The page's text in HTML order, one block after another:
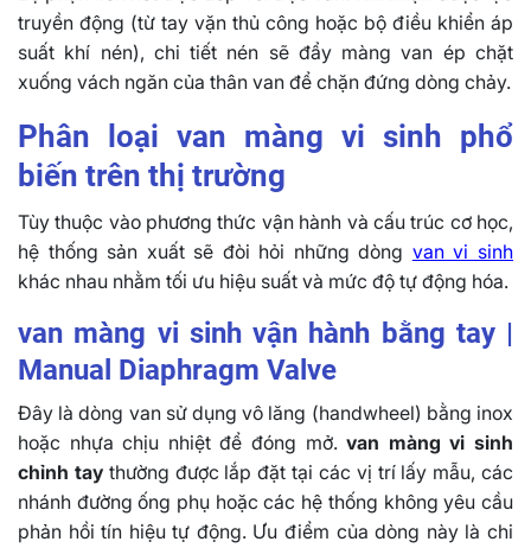
truyền động (từ tay vặn thủ công hoặc bộ điều khiển áp
suất khí nén), chi tiết nén sẽ đẩy màng van ép chặt
xuống vách ngăn của thân van để chặn đứng dòng chảy.
Phân loại van màng vi sinh phổ
biến trên thị trường
Tùy thuộc vào phương thức vận hành và cấu trúc cơ học,
hệ thống sản xuất sẽ đòi hỏi những dòng van vi sinh
khác nhau nhằm tối ưu hiệu suất và mức độ tự động hóa.
van màng vi sinh vận hành bằng tay |
Manual Diaphragm Valve
Đây là dòng van sử dụng vô lăng (handwheel) bằng inox
hoặc nhựa chịu nhiệt để đóng mở.van màng vi sinh
chỉnh taythường được lắp đặt tại các vị trí lấy mẫu, các
nhánh đường ống phụ hoặc các hệ thống không yêu cầu
phản hồi tín hiệu tự động. Ưu điểm của dòng này là chi